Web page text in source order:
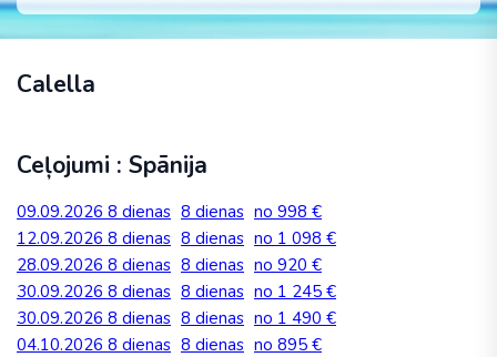
Calella
Ceļojumi : Spānija
09.09.2026 8 dienas 8 dienas no 998 €
12.09.2026 8 dienas 8 dienas no 1 098 €
28.09.2026 8 dienas 8 dienas no 920 €
30.09.2026 8 dienas 8 dienas no 1 245 €
30.09.2026 8 dienas 8 dienas no 1 490 €
04.10.2026 8 dienas 8 dienas no 895 €